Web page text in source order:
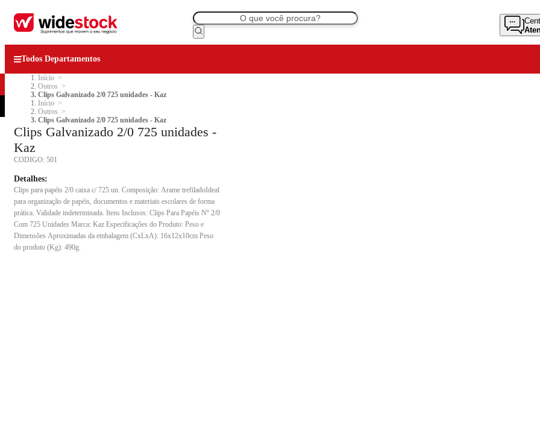
Todos Departamentos
Início
Outros
Clips Galvanizado 2/0 725 unidades - Kaz
Início
Outros
Clips Galvanizado 2/0 725 unidades - Kaz
Clips Galvanizado 2/0 725 unidades -
Kaz
CODIGO: 501
Detalhes:
Clips para papéis 2/0 caixa c/ 725 un. Composição: Arame trefiladoIdeal
para organização de papéis, documentos e materiais escolares de forma
prática. Validade indeterminada. Itens Inclusos: Clips Para Papéis Nº 2/0
Com 725 Unidades Marca: Kaz Especificações do Produto: Peso e
Dimensões Aproximadas da embalagem (CxLxA): 16x12x10cm Peso
do produto (Kg): 490g.